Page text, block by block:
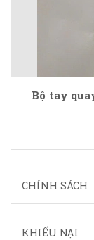
Bộ tay
CHÍNH SÁCH
KHIẾU NẠI